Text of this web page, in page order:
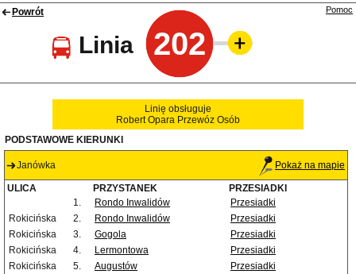
Powrót
Linia 202
Pomoc
Linię obsługuje
Robert Opara Przewóz Osób
PODSTAWOWE KIERUNKI
Janówka Pokaż na mapie
ULICA PRZYSTANEK
PRZESIADKI
1.
Rondo Inwalidów
Przesiadki
Rokicińska
2. Rondo Inwalidów
Przesiadki
Rokicińska
3. Gogola
Przesiadki
Rokicińska
4. Lermontowa
Przesiadki
Rokicińska
5. Augustów
Przesiadki